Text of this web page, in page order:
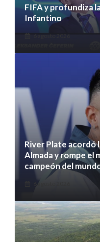
FIFA y profundiza
Infantino
6 agosto 2026
River Plate acordó
Almada y rompe el
campeón del
6 agosto 2026